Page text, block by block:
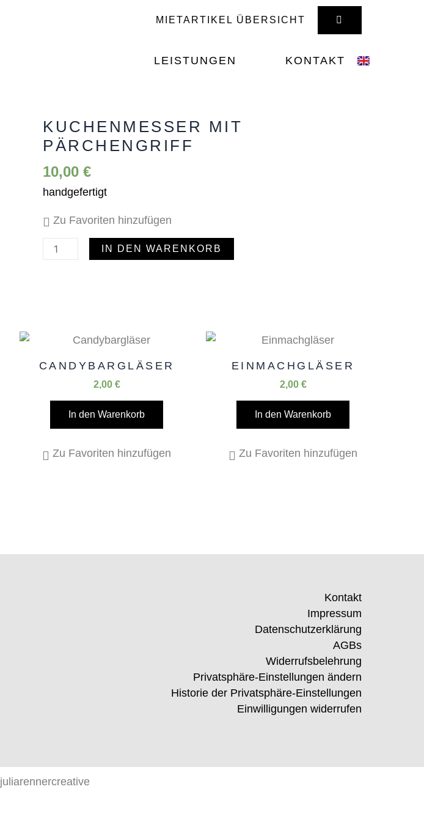
MIETARTIKEL ÜBERSICHT WARENKORB
LEISTUNGEN KONTAKT
KUCHENMESSER MIT
PÄRCHENGRIFF
10,00 €
handgefertigt
Zu Favoriten hinzufügen
Kuchenmesser
mit
Menge
IN DEN WARENKORB
CANDYBARGLÄSER
2,00 €
In den Warenkorb
Zu Favoriten hinzufügen
EINMACHGLÄSER
2,00 €
In den Warenkorb
Zu Favoriten hinzufügen
Kontakt
Impressum
Datenschutzerklärung
AGBs
Widerrufsbelehrung
Privatsphäre-Einstellungen ändern
Historie der Privatsphäre-Einstellungen
Einwilligungen widerrufen
juliarennercreative